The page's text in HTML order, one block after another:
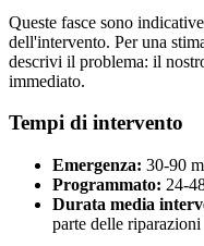
Queste fasce sono
dell'intervento. Per una
descrivi il problema: il
immediato.
Tempi di intervento
Emergenza: 30-90
Programmato: 24-
Durata media
parte delle riparazioni